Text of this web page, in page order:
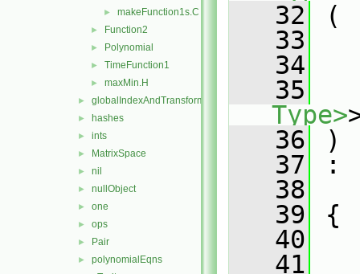
► makeFunction1s.C
► Function2
► Polynomial
► TimeFunction1
► maxMin.H
► globalIndexAndTransform
► hashes
► ints
► MatrixSpace
► nil
► nullObject
► one
► ops
► Pair
► polynomialEqns
   32
(
   33
   34
   35
Type>
   36
)
   37
:
   38
   39
{
   40
   41